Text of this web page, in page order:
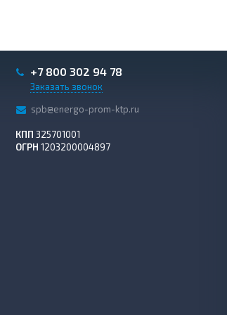
+7 800 302 94 78
Заказать звонок
spb@energo-prom-ktp.ru
КПП 325701001
ОГРН 1203200004897